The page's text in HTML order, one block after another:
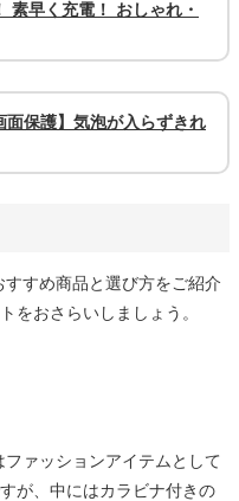
早く充電！ おしゃれ・
保護】気泡が入らずきれ
すめ商品と選び方をご紹介
をおさらいしましょう。
ァッションアイテムとして
が、中にはカラビナ付きの